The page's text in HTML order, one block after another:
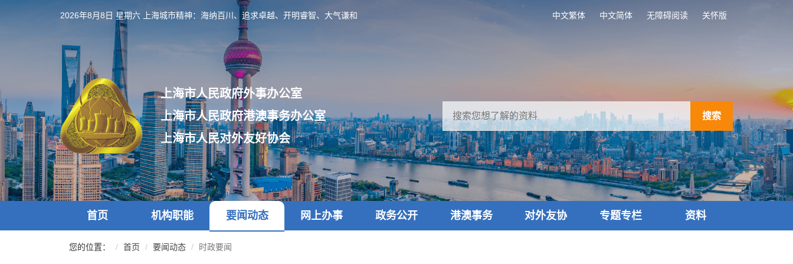
跳
转
到
主
要
内
容
区
域
2026年8月8日 星期六 上海城市精神：海纳百川、追求卓越、开明睿智、大气谦和 中文繁体 中文简体 无障碍阅读 关怀版
上海市人民政府外事办公室
上海市人民政府港澳事务办公室
上海市人民对外友好协会
搜索
首页 机构职能 要闻动态 网上办事 政务公开 港澳事务 对外友协 专题专栏 资料
您的位置： 首页 要闻动态 时政要闻